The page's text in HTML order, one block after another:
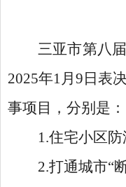
三亚市第八
2025年1月9 日表
事项目，分别是：
1.住宅小区防
2.打通城市“